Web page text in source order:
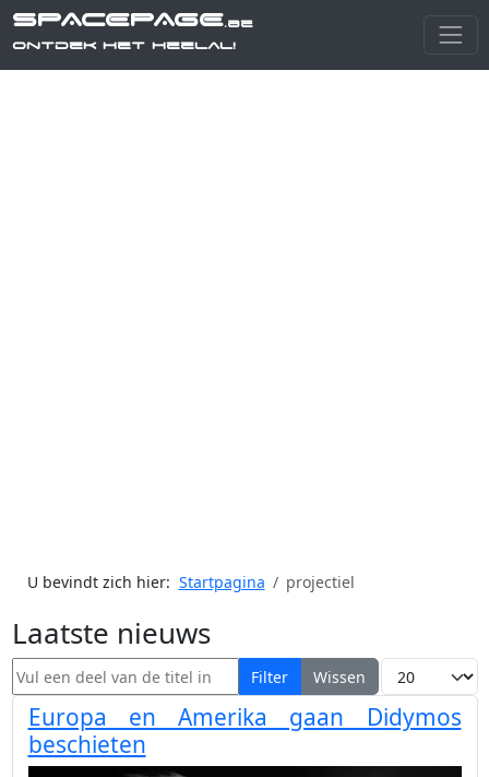
SPACEPAGE.be
Ontdek het heelal!
U bevindt zich hier: Startpagina projectiel
Laatste nieuws
Vul een deel van de titel in Filter Wissen Toon #
Europa en Amerika gaan Didymos
beschieten